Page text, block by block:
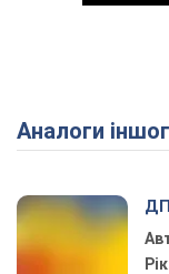
Аналоги